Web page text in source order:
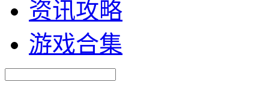
资讯攻略
游戏合集